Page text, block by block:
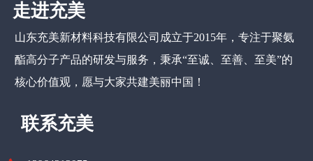
走进充美
山东充美新材料科技有限公司 成立于2015年，专注于聚氨
酯高分子产品的研发与服务，秉承“至诚、至善、至美”的
核心价值观，愿与大家共建美丽中国！
联系充美